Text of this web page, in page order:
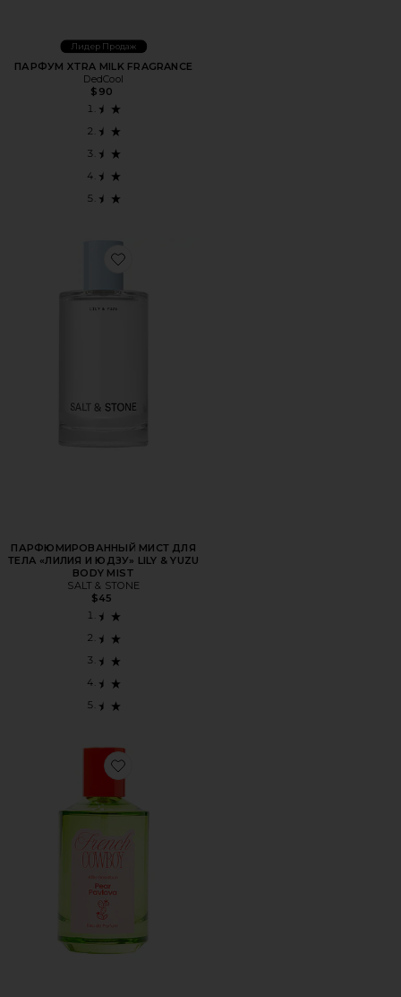
Лидер Продаж
ПАРФУМ XTRA MILK FRAGRANCE
DedCool
$90
Favorite ПАРФЮМИРОВАННЫЙ МИСТ ДЛЯ ТЕЛА «ЛИЛИЯ
ПАРФЮМИРОВАННЫЙ МИСТ ДЛЯ
ТЕЛА «ЛИЛИЯ И ЮДЗУ» LILY & YUZU
BODY MIST
SALT & STONE
$45
Favorite ПАРФЮМЕРНАЯ ВОДА PEAR PAVLOVA